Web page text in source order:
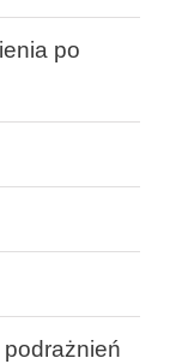
po
podrażnień